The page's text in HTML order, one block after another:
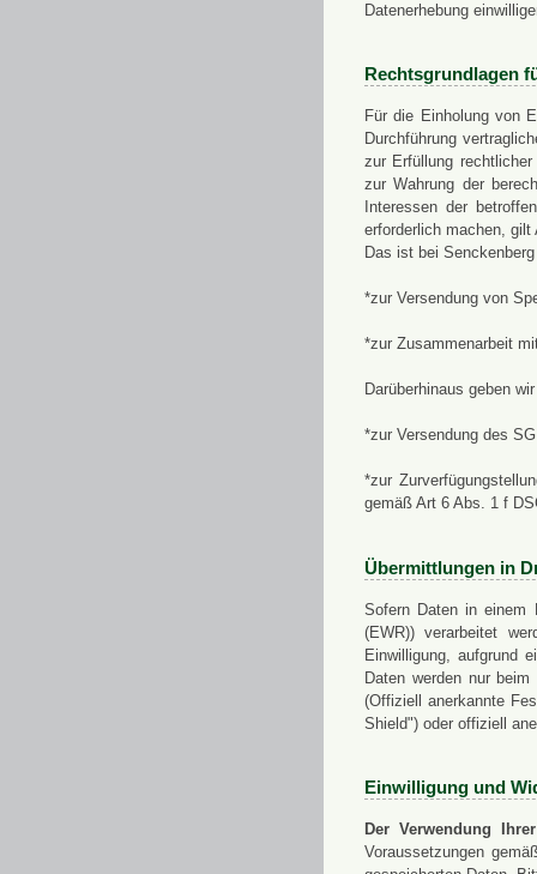
Datenerhebung
Rechtsgrundlagen
Für die Einholung von
Durchführung
zur Erfüllung
zur Wahrung der
Interessen der
erforderlich machen,
Das ist bei
*zur Versendung von
*zur Zusammenarbeit
Darüberhinaus geben
*zur Versendung des
*zur
gemäß Art 6 Abs. 1 f
Übermittlungen in
Sofern Daten in einem
(EWR)) verarbeitet
Einwilligung, aufgrund
Daten werden nur
(Offiziell anerkannte
Shield") oder offiziell
Einwilligung und
Der Verwendung
Voraussetzungen